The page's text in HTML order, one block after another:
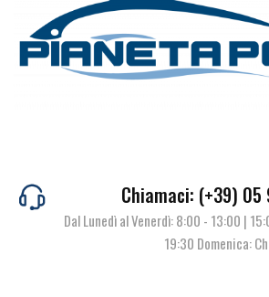
Chiamaci: (+39) 05
Dal Lunedì al Venerdì: 8:00 - 13:00 |
19:30 Domenica: